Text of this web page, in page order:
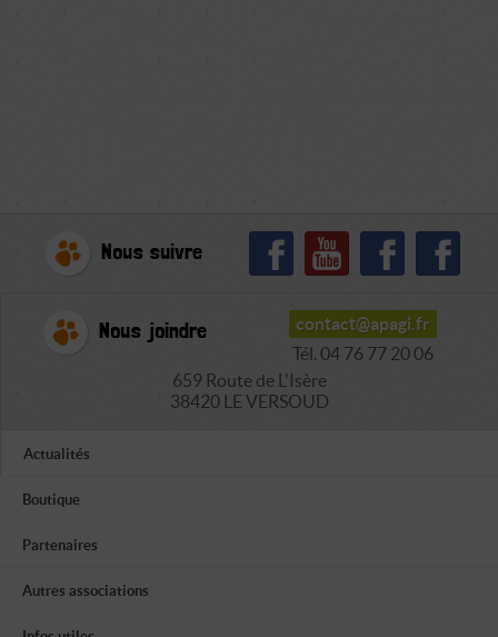
Nous suivre
Nous joindre
contact@apagi.fr
Tél. 04 76 77 20 06
659 Route de L'Isère
38420 LE VERSOUD
Actualités
Boutique
Partenaires
Autres associations